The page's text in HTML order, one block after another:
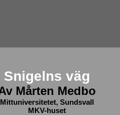
Snigelns väg
Mårten Medbo
Mittuniversitetet, Sundsvall
MKV-huset